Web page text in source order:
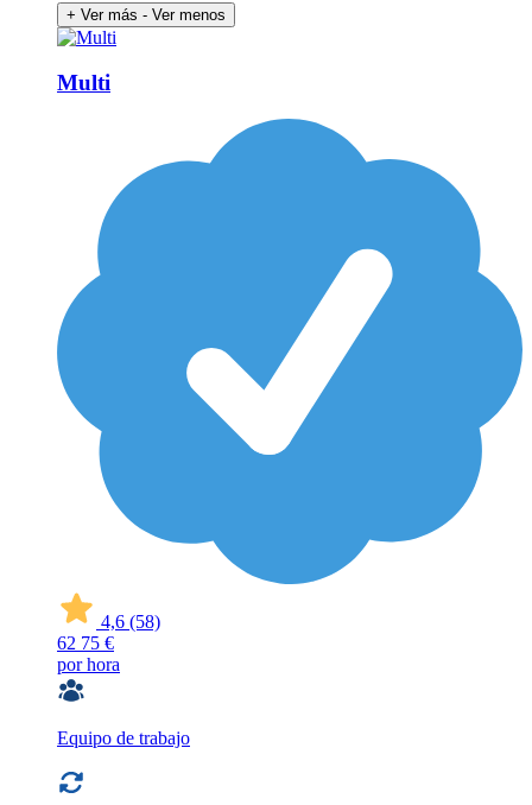
+ Ver más - Ver menos
Multi
4,6 (58)
62 75 €
por hora
Equipo de trabajo